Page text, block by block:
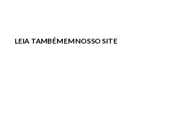
LEIA TAMBÉM EM NOSSO SITE